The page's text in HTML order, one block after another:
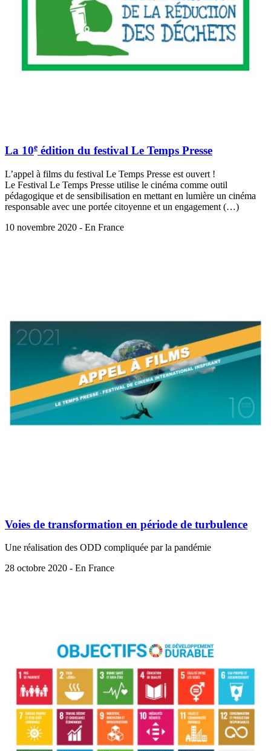
La 10e édition du festival Le Temps Presse
L’appel à films du festival Le Temps Presse est ouvert !
Le Festival Le Temps Presse utilise le cinéma comme outil
pédagogique et de sensibilisation en mettant en lumière un cinéma
responsable avec une portée citoyenne et un engagement (…)
10 novembre 2020 - En France
Voies de transformation en période de turbulence
Une réalisation des ODD compliquée par la pandémie
28 octobre 2020 - En France